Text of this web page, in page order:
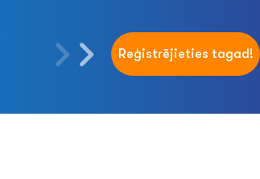
Reģistrējieties tagad!